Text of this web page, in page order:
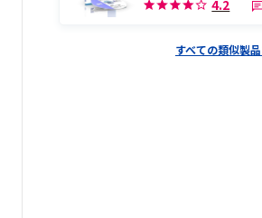
4.2
すべての類似製